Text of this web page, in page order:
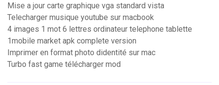
Mise a jour carte graphique vga standard vista
Telecharger musique youtube sur macbook
4 images 1 mot 6 lettres ordinateur telephone tablette
1mobile market apk complete version
Imprimer en format photo didentité sur mac
Turbo fast game télécharger mod